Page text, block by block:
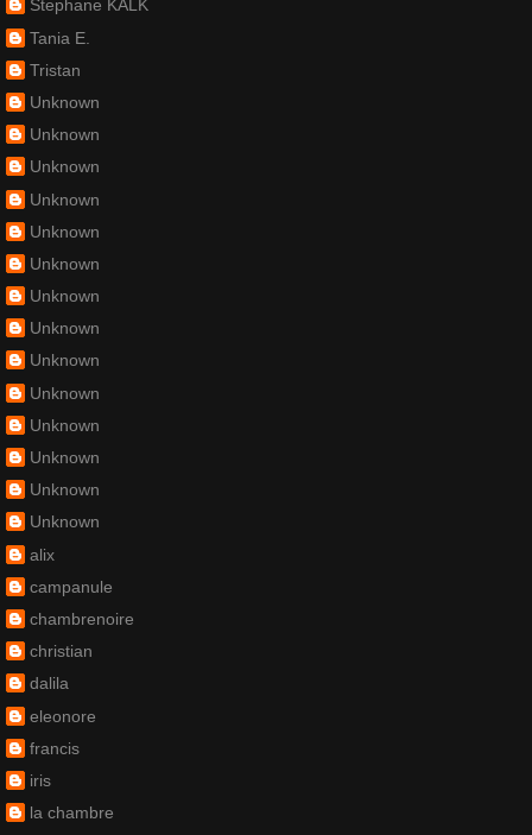
Stephane KALK
Tania E.
Tristan
Unknown
Unknown
Unknown
Unknown
Unknown
Unknown
Unknown
Unknown
Unknown
Unknown
Unknown
Unknown
Unknown
Unknown
alix
campanule
chambrenoire
christian
dalila
eleonore
francis
iris
la chambre